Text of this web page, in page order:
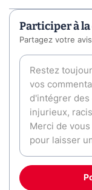
Participer à
Partagez votre